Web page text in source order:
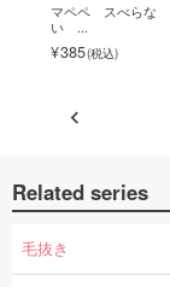
マペペ スべらな
い ...
385
Related series
毛抜き